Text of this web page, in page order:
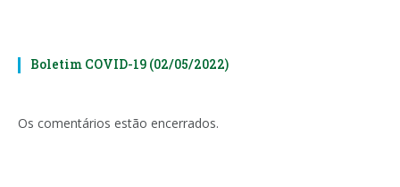
Boletim COVID-19 (02/05/2022)
Os comentários estão encerrados.